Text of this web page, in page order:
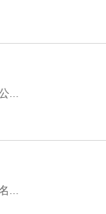
...
...